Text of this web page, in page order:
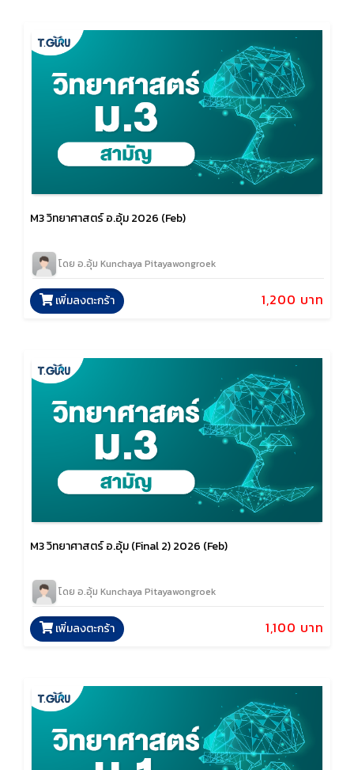
M3 วิทยาศาสตร์ อ.อุ้ม 2026 (Feb)
โดย อ.อุ้ม Kunchaya Pitayawongroek
1,200 บาท
เพิ่มลงตะกร้า
M3 วิทยาศาสตร์ อ.อุ้ม (Final 2) 2026 (Feb)
โดย อ.อุ้ม Kunchaya Pitayawongroek
1,100 บาท
เพิ่มลงตะกร้า